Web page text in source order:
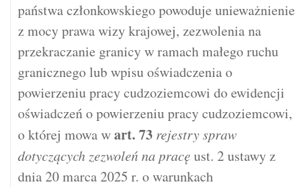
państwa członkowskiego powoduje unieważnienie
z mocy prawa wizy krajowej, zezwolenia na
przekraczanie granicy w ramach małego ruchu
granicznego lub wpisu oświadczenia o
powierzeniu pracy cudzoziemcowi do ewidencji
oświadczeń o powierzeniu pracy cudzoziemcowi,
o której mowa wart. 73 rejestry spraw
dotyczących zezwoleń na pracę ust. 2 ustawy z
dnia 20 marca 2025 r. o warunkach